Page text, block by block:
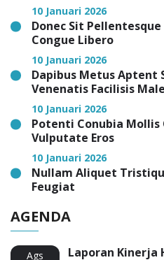
10 Januari 2026
Donec Sit
Congue Libero
10 Januari 2026
Dapibus Metus Aptent
Venenatis Facilisis
10 Januari 2026
Potenti Conubia
Vulputate Eros
10 Januari 2026
Nullam Aliquet
Feugiat
AGENDA
Ags Laporan Kinerja